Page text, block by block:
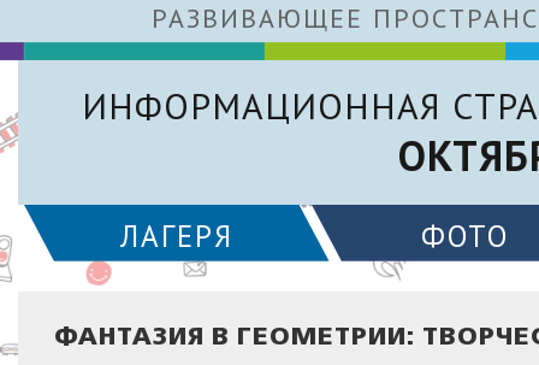
РАЗВИВАЮЩЕЕ
ИНФОРМАЦИОННАЯ
ЛАГЕРЯ ФОТО
ФАНТАЗИЯ В ГЕОМЕТРИИ: